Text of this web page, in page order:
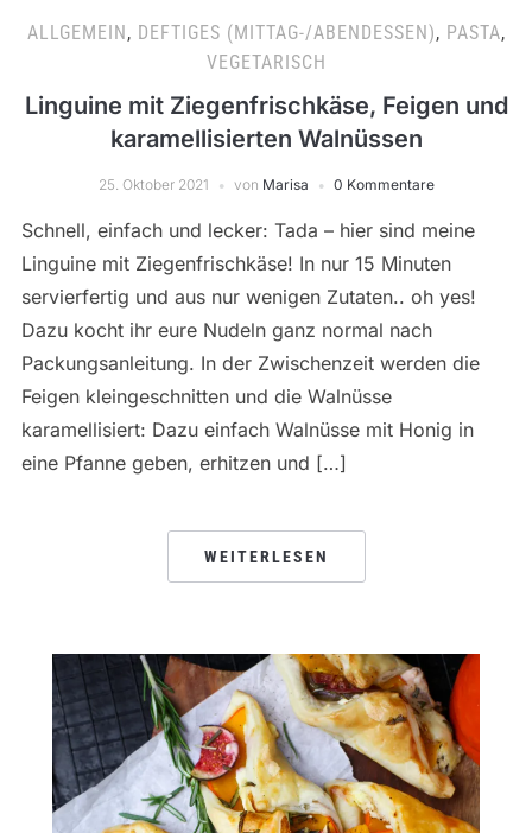
ALLGEMEIN , DEFTIGES (MITTAG-/ABENDESSEN), PASTA,
VEGETARISCH
Linguine mit Ziegenfrischkäse, Feigen und
karamellisierten Walnüssen
25. Oktober 2021 von Marisa 0 Kommentare
Schnell, einfach und lecker: Tada – hier sind meine
Linguine mit Ziegenfrischkäse! In nur 15 Minuten
servierfertig und aus nur wenigen Zutaten.. oh yes!
Dazu kocht ihr eure Nudeln ganz normal nach
Packungsanleitung. In der Zwischenzeit werden die
Feigen kleingeschnitten und die Walnüsse
karamellisiert: Dazu einfach Walnüsse mit Honig in
eine Pfanne geben, erhitzen und […]
WEITERLESEN